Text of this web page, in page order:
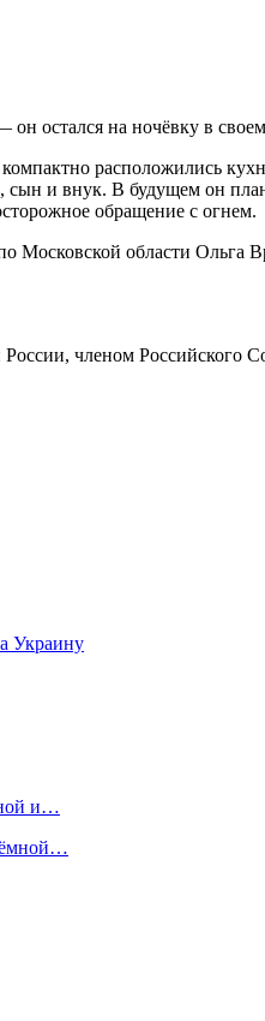
остался на ночёвку в
расположились
и внук. В будущем он
обращение с огнем.
области Ольга
членом
Украину
и…